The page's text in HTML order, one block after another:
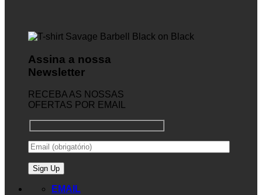
Assina a nossa
Newsletter
RECEBA AS NOSSAS
OFERTAS POR EMAIL
EMAIL